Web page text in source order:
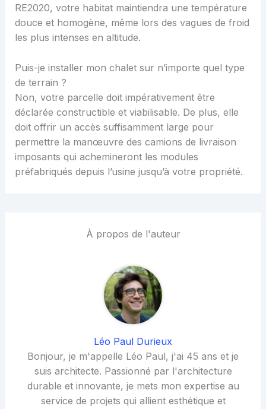
RE2020, votre habitat maintiendra une température
douce et homogène, même lors des vagues de froid
les plus intenses en altitude.
Puis-je installer mon chalet sur n’importe quel type
de terrain ?
Non, votre parcelle doit impérativement être
déclarée constructible et viabilisable. De plus, elle
doit offrir un accès suffisamment large pour
permettre la manœuvre des camions de livraison
imposants qui achemineront les modules
préfabriqués depuis l’usine jusqu’à votre propriété.
À propos de l'auteur
Léo Paul Durieux
Bonjour, je m'appelle Léo Paul, j'ai 45 ans et je
suis architecte. Passionné par l'architecture
durable et innovante, je mets mon expertise au
service de projets qui allient esthétique et